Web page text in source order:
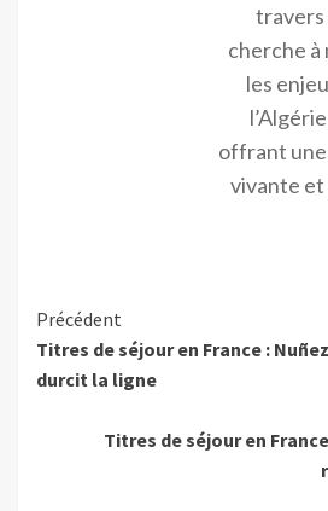
travers
cherche
les
offrant
vivante et
Précédent
Titres de séjour en France :
durcit la ligne
Titres de séjour en